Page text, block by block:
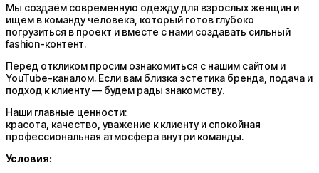
Мы создаём современную одежду для взрослых женщин и
ищем в команду человека, который готов глубоко
погрузиться в проект и вместе с нами создавать сильный
fashion-контент.
Перед откликом просим ознакомиться с нашим сайтом и
YouTube-каналом. Если вам близка эстетика бренда, подача и
подход к клиенту — будем рады знакомству.
Наши главные ценности:
красота, качество, уважение к клиенту и спокойная
профессиональная атмосфера внутри команды.
Условия: